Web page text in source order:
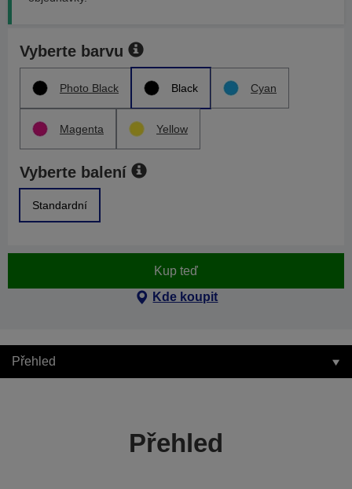
Vyberte barvu
Photo Black Black Cyan
Magenta Yellow
Vyberte balení
Standardní
Kup teď
Kde koupit
Přehled
Přehled